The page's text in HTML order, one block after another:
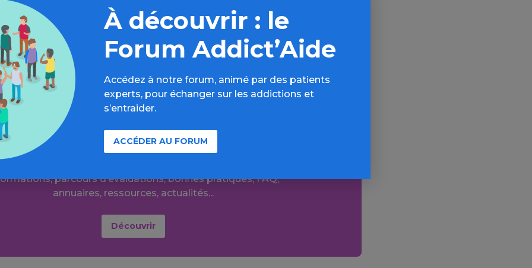
pourrait être attribué à un comportement de jeu ».
par Wiliam Audureau sur le site le monde.fr
loin sur l’espace Autres addictions
comportementales
parcours d’évaluations, bonnes pratiques, FAQ,
annuaires, ressources, actualités...
Découvrir
À découvrir : le
Forum Addict’Aide
Accédez à notre forum, animé par des patients
experts, pour échanger sur les addictions et
s’entraider.
ACCÉDER AU FORUM